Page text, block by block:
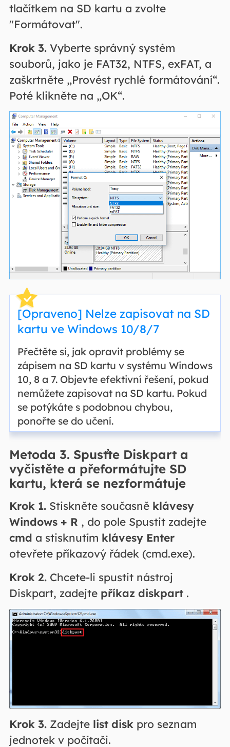
tlačítkem na SD kartu a zvolte
"Formátovat".
Krok 3.Vyberte správný systém
souborů, jako je FAT32, NTFS, exFAT, a
zaškrtněte „Provést rychlé formátování“.
Poté klikněte na „OK“.
[Opraveno] Nelze zapisovat na SD
kartu ve Windows 10/8/7
Přečtěte si, jak opravit problémy se
zápisem na SD kartu v systému Windows
10, 8 a 7. Objevte efektivní řešení, pokud
nemůžete zapisovat na SD kartu. Pokud
se potýkáte s podobnou chybou,
ponořte se do učení.
Metoda 3. Spusťte Diskpart a
vyčistěte a přeformátujte SD
kartu, která se nezformátuje
Krok 1.Stiskněte současně klávesy
Windows + R , do pole Spustit zadejte
cmd a stisknutím klávesy Enter
otevřete příkazový řádek (cmd.exe).
Krok 2.Chcete-li spustit nástroj
Diskpart, zadejte příkaz diskpart.
Krok 3.Zadejte list disk pro seznam
jednotek v počítači.